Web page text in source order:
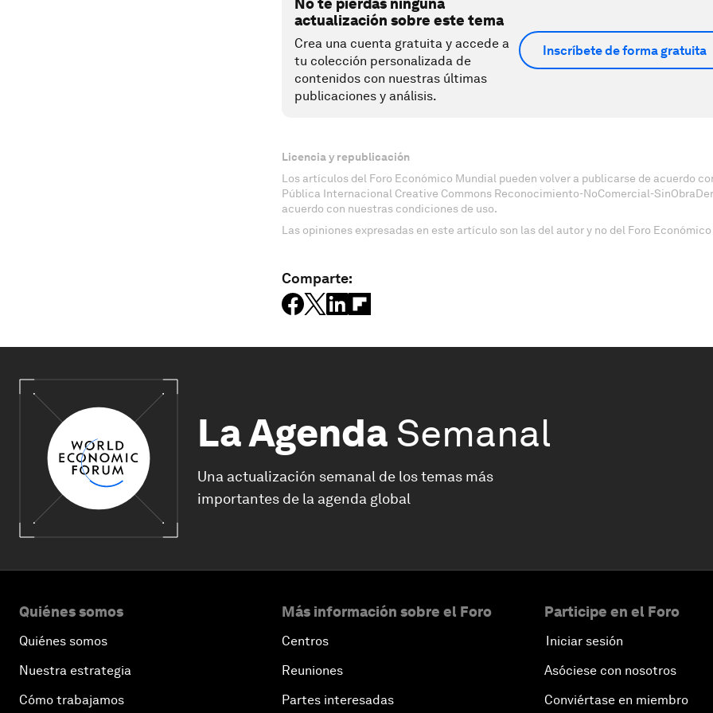
No te pierdas ninguna
actualización sobre este tema
Crea una cuenta gratuita y accede a
tu colección personalizada de
contenidos con nuestras últimas
publicaciones y análisis.
Inscríbete de forma gratuita
Licencia y republicación
Los artículos del Foro Económico Mundial pueden volver a publicarse de acuerdo
Pública Internacional Creative Commons Reconocimiento-NoComercial-
acuerdo con nuestras condiciones de uso.
Las opiniones expresadas en este artículo son las del autor y no del Foro
Comparte:
La Agenda Semanal
Una actualización semanal de los temas más
importantes de la agenda global
Quiénes somos
Quiénes somos
Nuestra estrategia
Cómo trabajamos
Más información sobre el Foro
Centros
Reuniones
Partes interesadas
Participe en el Foro
Iniciar sesión
Asóciese con nosotros
Conviértase en miembro